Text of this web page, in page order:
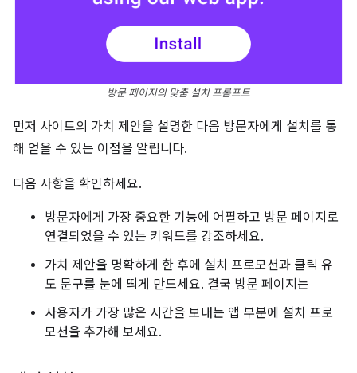
방문 페이지의 맞춤 설치 프롬프트
먼저 사이트의 가치 제안을 설명한 다음 방문자에게 설치를 통
해 얻을 수 있는 이점을 알립니다.
다음 사항을 확인하세요.
방문자에게 가장 중요한 기능에 어필하고 방문 페이지로
연결되었을 수 있는 키워드를 강조하세요.
가치 제안을 명확하게 한 후에 설치 프로모션과 클릭 유
도 문구를 눈에 띄게 만드세요. 결국 방문 페이지는
사용자가 가장 많은 시간을 보내는 앱 부분에 설치 프로
모션을 추가해 보세요.